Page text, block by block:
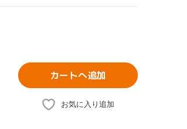
カートへ追加
お気に入り追加